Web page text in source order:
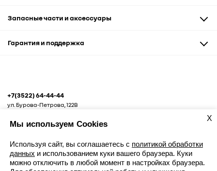
Акции
Запчасти и аксессуары
Рассрочка
Запасные части и аксессуары
Аксессуары и сувениры
Гарантия и поддержка
+7(3522) 64-44-44
ул. Бурова-Петрова, 122В
Записаться к дилеру
X
Мы используем Cookies
Используя сайт, вы соглашаетесь с политикой обработки
данных и использованием куки вашего браузера. Куки
можно отключить в любой момент в настройках браузера.